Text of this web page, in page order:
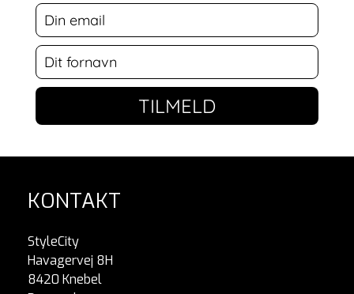
TILMELD
KONTAKT
StyleCity
Havagervej 8H
8420 Knebel